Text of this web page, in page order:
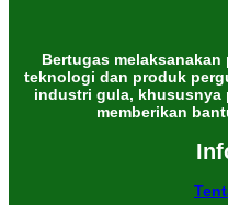
Bertugas
teknologi dan produk
industri gula, khususnya
memberikan